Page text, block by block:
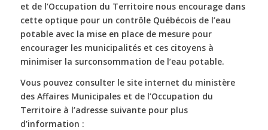
et de l’Occupation du Territoire nous encourage dans
cette optique pour un contrôle Québécois de l’eau
potable avec la mise en place de mesure pour
encourager les municipalités et ces citoyens à
minimiser la surconsommation de l’eau potable.
Vous pouvez consulter le site internet du ministère
des Affaires Municipales et de l’Occupation du
Territoire à l’adresse suivante pour plus
d’information :